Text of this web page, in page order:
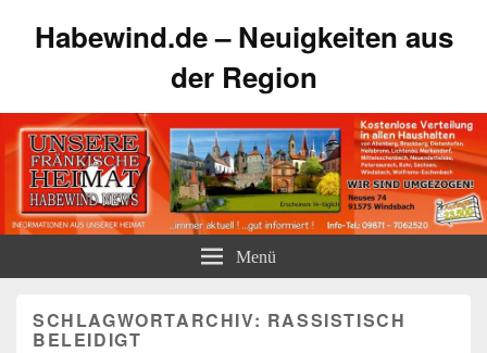
Habewind.de – Neuigkeiten aus
der Region
Menü
SCHLAGWORTARCHIV: RASSISTISCH
BELEIDIGT